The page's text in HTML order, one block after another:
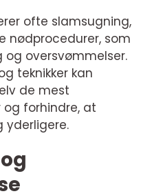
ofte slamsugning,
nødprocedurer, som
oversvømmelser.
teknikker kan
de mest
forhindre, at
yderligere.